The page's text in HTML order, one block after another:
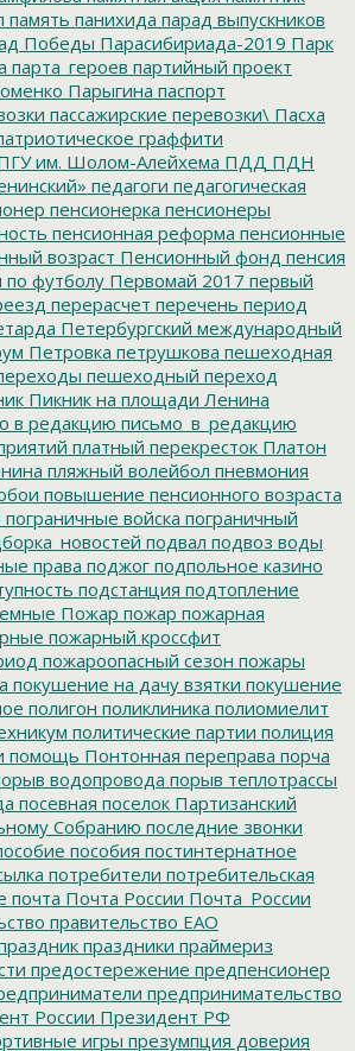
память панихида парад выпускников
Победы Парасибириада-2019 Парк
парта_героев партийный проект
Парыгина паспорт
пассажирские перевозки\ Пасха
граффити
им. Шолом-Алейхема ПДД ПДН
педагоги педагогическая
пенсионерка пенсионеры
пенсионная реформа пенсионные
возраст Пенсионный фонд пенсия
по футболу Первомай 2017 первый
перерасчет перечень период
Петербургский международный
Петровка петрушкова пешеходная
пешеходный переход
Пикник на площади Ленина
в редакцию письмо_в_редакцию
платный перекресток Платон
пляжный волейбол пневмония
повышение пенсионного возраста
пограничные войска пограничный
подвал подвоз воды
права поджог подпольное казино
подстанция подтопление
Пожар пожар пожарная
пожарный кроссфит
пожароопасный сезон пожары
покушение на дачу взятки покушение
полигон поликлиника полиомиелит
политические партии полиция
помощь Понтонная переправа порча
водопровода порыв теплотрассы
посевная поселок Партизанский
Собранию последние звонки
пособия постинтернатное
потребители потребительская
почта Почта России Почта_России
правительство ЕАО
праздники праймериз
предостережение предпенсионер
предпринимательство
России Президент РФ
игры презумпция доверия